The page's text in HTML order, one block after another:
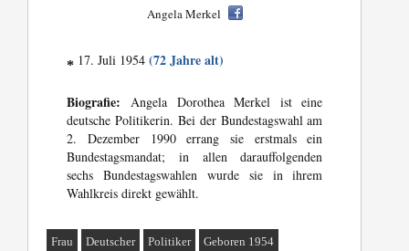
Angela Merkel
* 17. Juli 1954(72 Jahre alt)
Biografie: Angela Dorothea Merkel ist eine
deutsche Politikerin. Bei der Bundestagswahl am
2. Dezember 1990 errang sie erstmals ein
Bundestagsmandat; in allen darauffolgenden
sechs Bundestagswahlen wurde sie in ihrem
Wahlkreis direkt gewählt.
Frau Deutscher Politiker Geboren 1954